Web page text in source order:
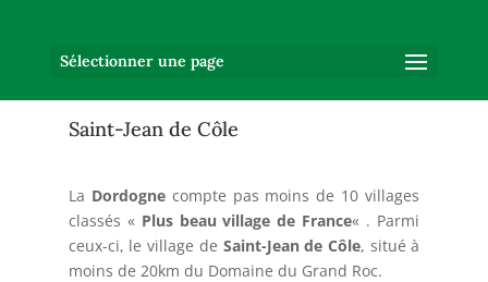
Sélectionner une page
Saint-Jean de Côle
La Dordognecompte pas moins de 10 villages
classés « Plus beau village de France« . Parmi
ceux-ci, le village de Saint-Jean de Côle, situé à
moins de 20km du Domaine du Grand Roc.